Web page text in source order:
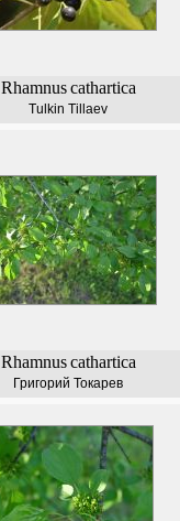
Rhamnus cathartica
Tulkin Tillaev
Rhamnus cathartica
Григорий Токарев